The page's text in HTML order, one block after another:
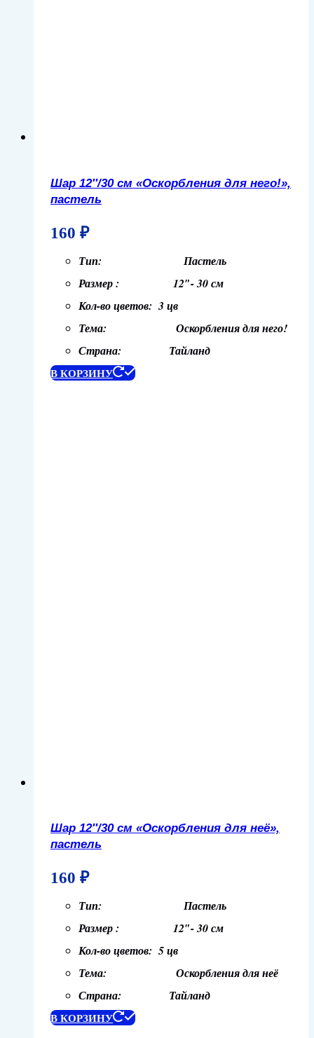
Шар 12″/30 см «Оскорбления для него!»,
пастель
160 ₽
Тип: Пастель
Размер : 12″- 30 см
Кол-во цветов: 3 цв
Тема: Оскорбления для него!
Страна: Тайланд
В КОРЗИНУ
Шар 12″/30 см «Оскорбления для неё»,
пастель
160 ₽
Тип: Пастель
Размер : 12″- 30 см
Кол-во цветов: 5 цв
Тема: Оскорбления для неё
Страна: Тайланд
В КОРЗИНУ